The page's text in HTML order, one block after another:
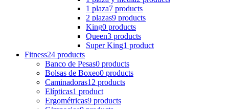
1 plaza7 products
2 plazas9 products
King0 products
Queen3 products
Super King1 product
Fitness24 products
Banco de Pesas0 products
Bolsas de Boxeo0 products
Caminadoras12 products
Elípticas1 product
Ergométricas9 products